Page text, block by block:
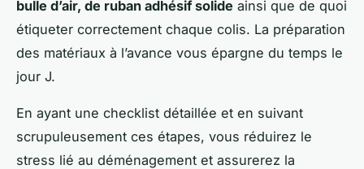
bulle d’air, de ruban adhésif solide ainsi que de quoi
étiqueter correctement chaque colis. La préparation
des matériaux à l’avance vous épargne du temps le
jour J.
En ayant une checklist détaillée et en suivant
scrupuleusement ces étapes, vous réduirez le
stress lié au déménagement et assurerez la